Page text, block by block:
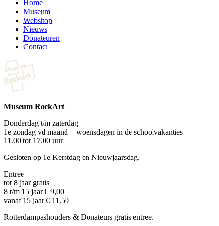
Home
Museum
Webshop
Nieuws
Donateuren
Contact
Museum RockArt
Donderdag t/m zaterdag
1e zondag vd maand + woensdagen in de schoolvakanties
11.00 tot 17.00 uur
Gesloten op 1e Kerstdag en Nieuwjaarsdag.
Entree
tot 8 jaar gratis
8 t/m 15 jaar € 9,00
vanaf 15 jaar € 11,50
Rotterdampashouders & Donateurs gratis entree.